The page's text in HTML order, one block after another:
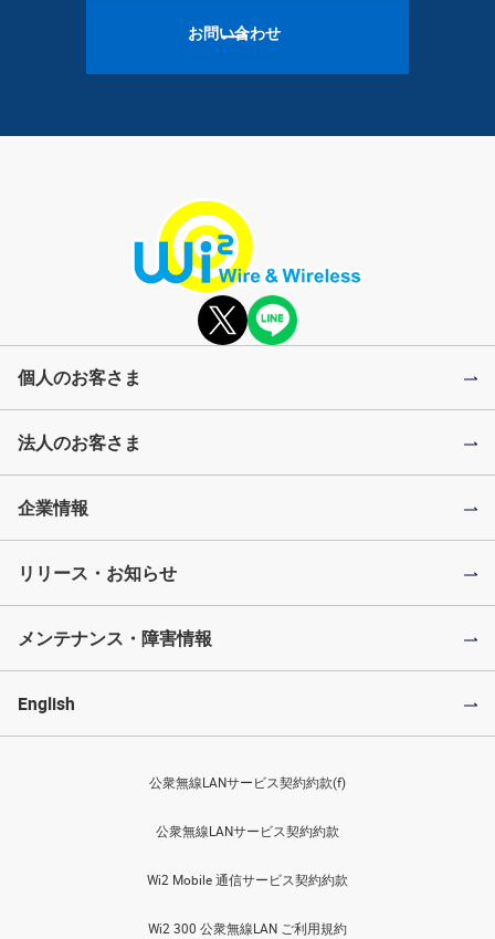
お問い合わせ
個人のお客さま
法人のお客さま
企業情報
リリース・お知らせ
メンテナンス・障害情報
English
公衆無線LANサービス契約約款(f)
公衆無線LANサービス契約約款
Wi2 Mobile 通信サービス契約約款
Wi2 300 公衆無線LAN ご利用規約